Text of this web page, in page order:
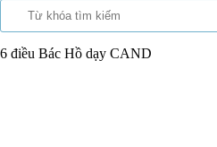
6 điều Bác Hồ dạy CAND